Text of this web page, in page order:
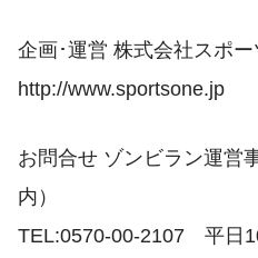
企画･運営 株式会社スポ
http://www.sportsone.jp
お問合せ ゾンビラン運営
内）
TEL:0570-00-2107 平日